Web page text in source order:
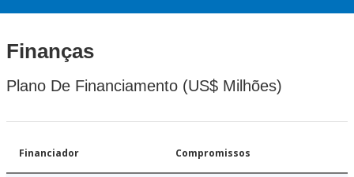
Finanças
Plano De Financiamento (US$ Milhões)
Financiador Compromissos